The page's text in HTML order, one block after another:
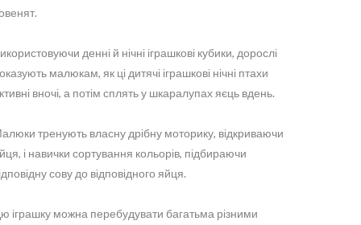
денні й нічні іграшкові кубики, дорослі
малюкам, як ці дитячі іграшкові нічні птахи
вночі, а потім сплять у шкаралупах яєць вдень.
тренують власну дрібну моторику, відкриваючи
і навички сортування кольорів, підбираючи
сову до відповідного яйця.
іграшку можна перебудувати багатьма різними